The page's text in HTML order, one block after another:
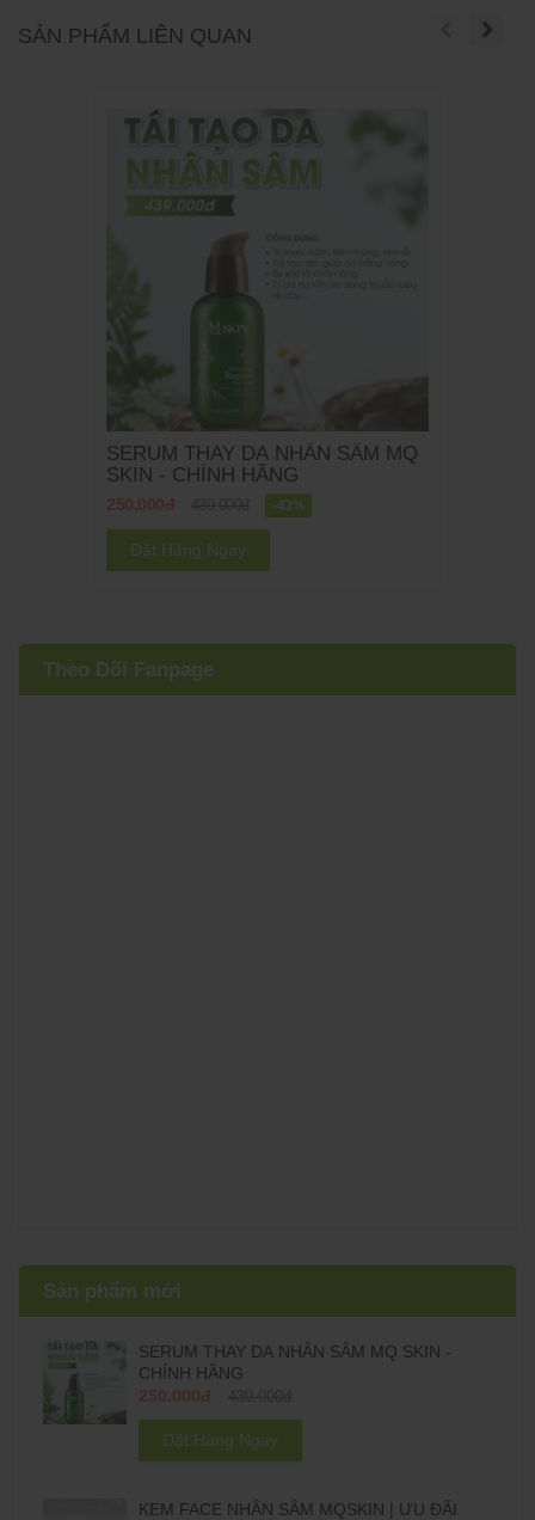
SẢN PHẨM LIÊN QUAN
SERUM THAY DA NHÂN SÂM MQ
SKIN - CHÍNH HÃNG
250.000đ -43%
Đặt Hàng Ngay
Theo Dõi Fanpage
Sản phẩm mới
SERUM THAY DA NHÂN SÂM MQ SKIN -
CHÍNH HÃNG
250.000đ
Đặt Hàng Ngay
KEM FACE NHÂN SÂM MQSKIN | ƯU ĐÃI